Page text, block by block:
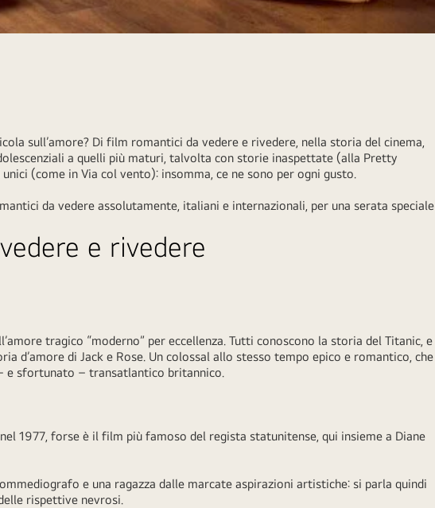
sull’amore? Di film romantici da vedere e rivedere, nella storia del cinema,
a quelli più maturi, talvolta con storie inaspettate (alla Pretty
(come in Via col vento): insomma, ce ne sono per ogni gusto.
da vedere assolutamente, italiani e internazionali, per una serata speciale
e rivedere
tragico “moderno” per eccellenza. Tutti conoscono la storia del Titanic, e
d’amore di Jack e Rose. Un colossal allo stesso tempo epico e romantico, che
e sfortunato – transatlantico britannico.
1977, forse è il film più famoso del regista statunitense, qui insieme a Diane
e una ragazza dalle marcate aspirazioni artistiche: si parla quindi
rispettive nevrosi.